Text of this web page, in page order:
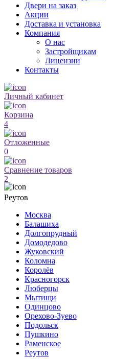
Двери на заказ
Акции
Доставка и установка
Компания
О нас
Застройщикам
Лицензии
Контакты
Личный кабинет
Корзина
4
Отложенные
0
Сравнение товаров
2
Реутов
Москва
Балашиха
Долгопрудный
Домодедово
Жуковский
Коломна
Королёв
Красногорск
Люберцы
Мытищи
Одинцово
Орехово-Зуево
Подольск
Пушкино
Раменское
Реутов